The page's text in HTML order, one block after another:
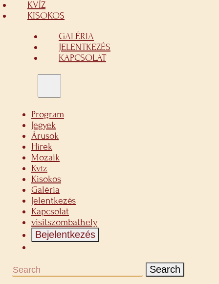
KVÍZ
KISOKOS
GALÉRIA
JELENTKEZÉS
KAPCSOLAT
Program
Jegyek
Árusok
Hírek
Mozaik
Kvíz
Kisokos
Galéria
Jelentkezés
Kapcsolat
visitszombathely
Bejelentkezés
Search